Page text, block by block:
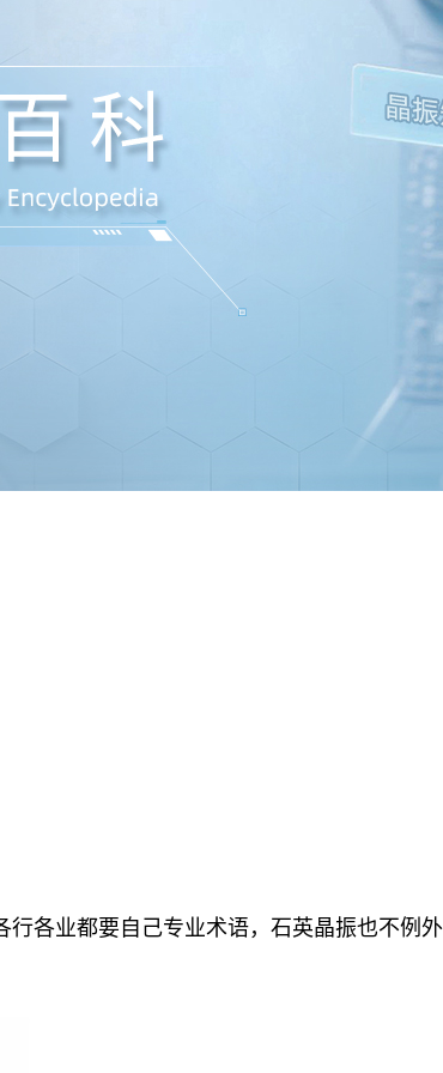
各业都要自己专业术语，石英晶振也不例